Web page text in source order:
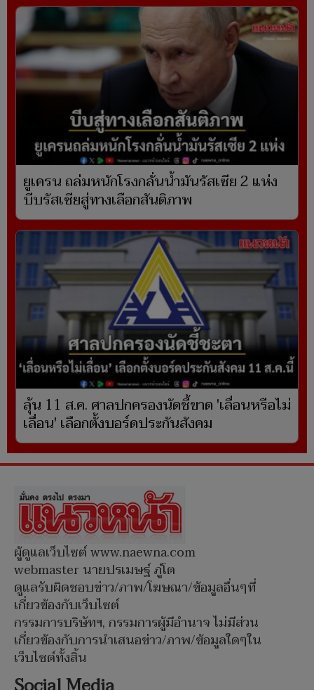
ยูเครน ถล่มหนักโรงกลั่นน้ำมันรัสเซีย 2 แห่ง
บีบรัสเซียสู่ทางเลือกสันติภาพ
ลุ้น 11 ส.ค. ศาลปกครองนัดชี้ขาด 'เลื่อนหรือไม่
เลื่อน' เลือกตั้งบอร์ดประกันสังคม
ผู้ดูแลเว็บไซต์ www.naewna.com
webmaster นายปรเมษฐ์ ภู่โต
ดูแลรับผิดชอบข่าว/ภาพ/โฆษณา/ข้อมูลอื่นๆที่
เกี่ยวข้องกับเว็บไซต์
กรรมการบริษัทฯ, กรรมการผู้มีอำนาจ ไม่มีส่วน
เกี่ยวข้องกับการนำเสนอข่าว/ภาพ/ข้อมูลใดๆใน
เว็บไซต์ทั้งสิ้น